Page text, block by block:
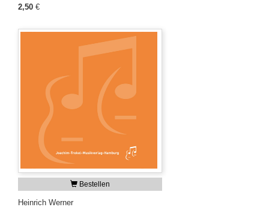
2,50 €
Bestellen
Heinrich Werner